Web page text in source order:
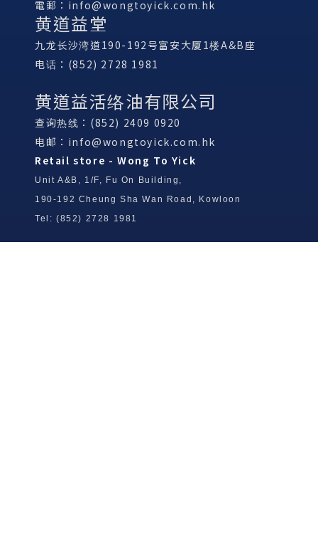
電郵： info@wongtoyick.com.hk
黄道益堂
九龙长沙湾道190-192号富安大厦1楼A&B座
电话：(852) 2728 1981
黄道益活络油有限公司
查询热线：(852) 2409 0920
电邮： info@wongtoyick.com.hk
Retail store - Wong To Yick
Unit A&B, 1/F, Fu On Building,
190-192 Cheung Sha Wan Road, Kowloon
Tel: (852) 2728 1981